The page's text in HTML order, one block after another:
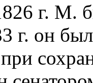
г. М.
г. он